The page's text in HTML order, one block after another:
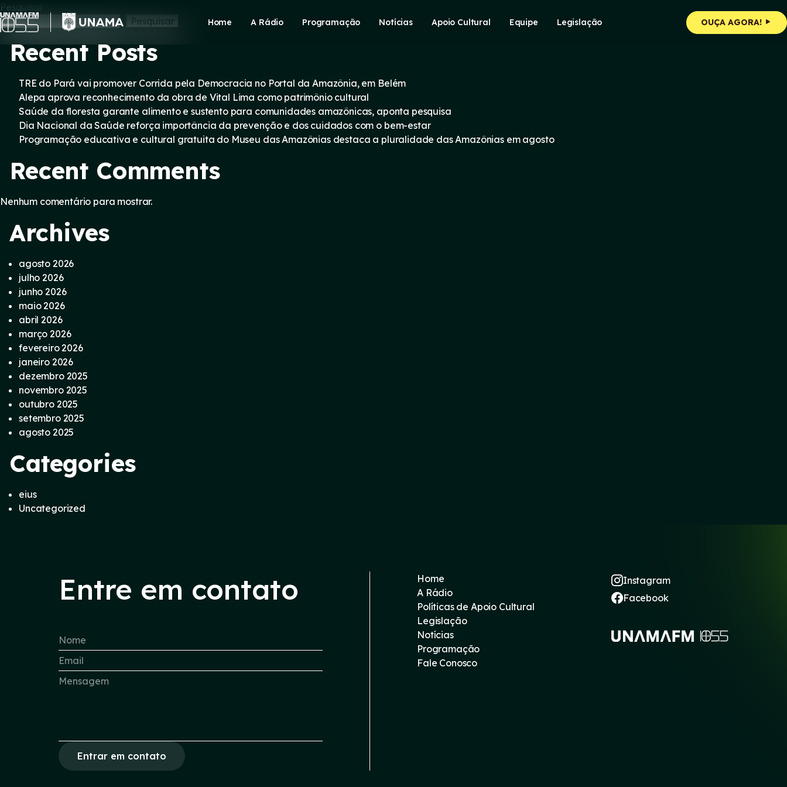
Skip
to
content
Home A Rádio Programação Notícias Apoio Cultural Equipe Legislação OUÇA AGORA!
Pesquisar
Pesquisar
Recent Posts
TRE do Pará vai promover Corrida pela Democracia no Portal da Amazônia, em Belém
Alepa aprova reconhecimento da obra de Vital Lima como patrimônio cultural
Saúde da floresta garante alimento e sustento para comunidades amazônicas, aponta pesquisa
Dia Nacional da Saúde reforça importância da prevenção e dos cuidados com o bem-estar
Programação educativa e cultural gratuita do Museu das Amazônias destaca a pluralidade das Amazônias em agosto
Recent Comments
Nenhum comentário para mostrar.
Archives
agosto 2026
julho 2026
junho 2026
maio 2026
abril 2026
março 2026
fevereiro 2026
janeiro 2026
dezembro 2025
novembro 2025
outubro 2025
setembro 2025
agosto 2025
Categories
eius
Uncategorized
Entre em contato
Entrar em contato
Home
A Rádio
Políticas de Apoio Cultural
Legislação
Notícias
Programação
Fale Conosco
Instagram
Facebook